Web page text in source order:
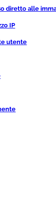
diretto alle
IP
utente